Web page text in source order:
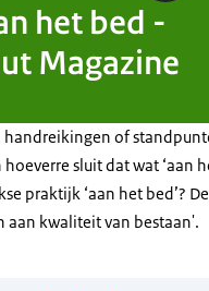
het bed -
Magazine
of
sluit dat wat ‘aan
praktijk ‘aan het bed’?
aan kwaliteit van bestaan'.